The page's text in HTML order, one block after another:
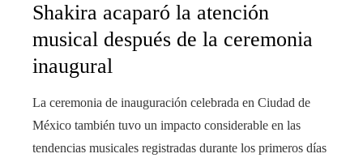
Shakira acaparó la atención
musical después de la ceremonia
inaugural
La ceremonia de inauguración celebrada en Ciudad de
México también tuvo un impacto considerable en las
tendencias musicales registradas durante los primeros días